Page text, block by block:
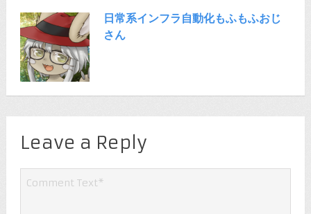
日常系インフラ自動化もふもふおじ
さん
Leave a Reply